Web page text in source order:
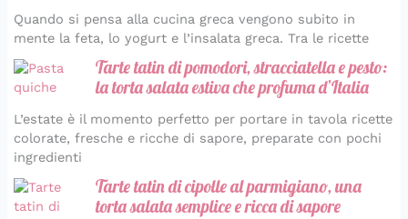
Quando si pensa alla cucina greca vengono subito in
mente la feta, lo yogurt e l’insalata greca. Tra le ricette
Tarte tatin di pomodori, stracciatella e pesto:
la torta salata estiva che profuma d’Italia
L’estate è il momento perfetto per portare in tavola ricette
colorate, fresche e ricche di sapore, preparate con pochi
ingredienti
Tarte tatin di cipolle al parmigiano, una
torta salata semplice e ricca di sapore